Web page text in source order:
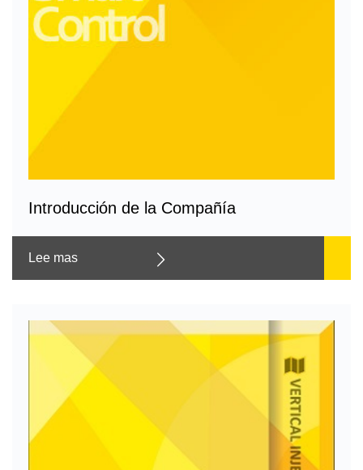
Introducción de la Compañía
Lee mas